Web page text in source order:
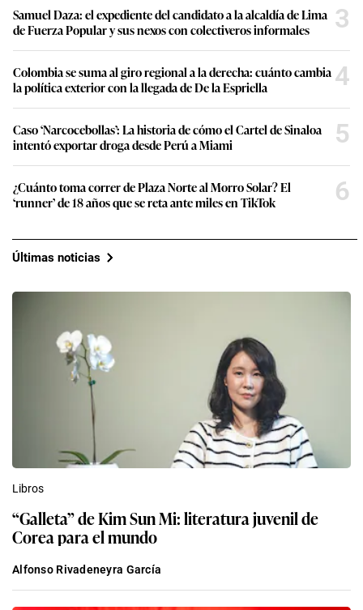
Samuel Daza: el expediente del candidato a la alcaldía de Lima
de Fuerza Popular y sus nexos con colectiveros informales
3
Colombia se suma al giro regional a la derecha: cuánto cambia
la política exterior con la llegada de De la Espriella
4
Caso ‘Narcocebollas’: La historia de cómo el Cartel de Sinaloa
intentó exportar droga desde Perú a Miami
5
¿Cuánto toma correr de Plaza Norte al Morro Solar? El
‘runner’ de 18 años que se reta ante miles en TikTok
6
Últimas noticias
Libros
“Galleta” de Kim Sun Mi: literatura juvenil de
Corea para el mundo
Alfonso Rivadeneyra García